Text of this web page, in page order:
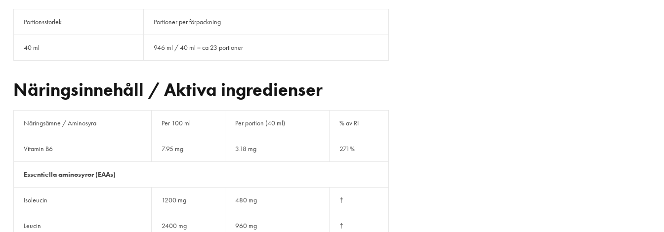
Portionsstorlek Portioner per förpackning
40 ml 946 ml / 40 ml = ca 23 portioner
Näringsinnehåll / Aktiva ingredienser
Näringsämne / Aminosyra Per 100 ml Per portion (40 ml) % av RI
Vitamin B6 7.95 mg 3.18 mg 271%
Essentiella aminosyror (EAAs)
Isoleucin 1200 mg 480 mg †
Leucin 2400 mg 960 mg †